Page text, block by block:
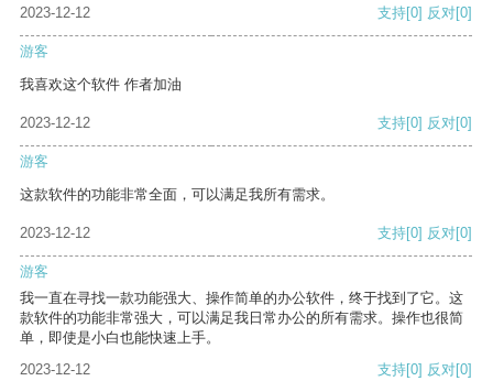
2023-12-12 支持[0] 反对[0]
游客
我喜欢这个软件 作者加油
2023-12-12 支持[0] 反对[0]
游客
这款软件的功能非常全面，可以满足我所有需求。
2023-12-12 支持[0] 反对[0]
游客
我一直在寻找一款功能强大、操作简单的办公软件，终于找到了它。这
款软件的功能非常强大，可以满足我日常办公的所有需求。操作也很简
单，即使是小白也能快速上手。
2023-12-12
支持[0] 反对[0]